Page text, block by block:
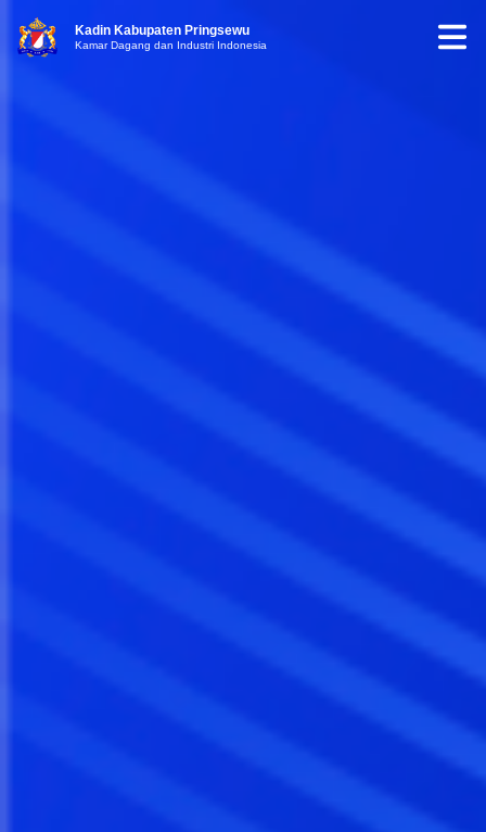
Kadin Kabupaten Pringsewu
Kamar Dagang dan Industri Indonesia